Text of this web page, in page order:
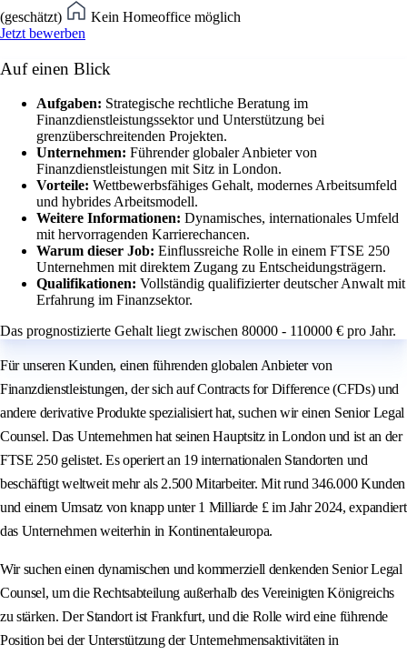
(geschätzt)
Kein Homeoffice möglich
Jetzt bewerben
Auf einen Blick
Aufgaben: Strategische rechtliche Beratung im
Finanzdienstleistungssektor und Unterstützung bei
grenzüberschreitenden Projekten.
Unternehmen: Führender globaler Anbieter von
Finanzdienstleistungen mit Sitz in London.
Vorteile: Wettbewerbsfähiges Gehalt, modernes Arbeitsumfeld
und hybrides Arbeitsmodell.
Weitere Informationen: Dynamisches, internationales Umfeld
mit hervorragenden Karrierechancen.
Warum dieser Job: Einflussreiche Rolle in einem FTSE 250
Unternehmen mit direktem Zugang zu Entscheidungsträgern.
Qualifikationen: Vollständig qualifizierter deutscher Anwalt mit
Erfahrung im Finanzsektor.
Das prognostizierte Gehalt liegt zwischen 80000 - 110000 € pro Jahr.
Für unseren Kunden, einen führenden globalen Anbieter von
Finanzdienstleistungen, der sich auf Contracts for Difference (CFDs) und
andere derivative Produkte spezialisiert hat, suchen wir einen Senior Legal
Counsel. Das Unternehmen hat seinen Hauptsitz in London und ist an der
FTSE 250 gelistet. Es operiert an 19 internationalen Standorten und
beschäftigt weltweit mehr als 2.500 Mitarbeiter. Mit rund 346.000 Kunden
und einem Umsatz von knapp unter 1 Milliarde £ im Jahr 2024, expandiert
das Unternehmen weiterhin in Kontinentaleuropa.
Wir suchen einen dynamischen und kommerziell denkenden Senior Legal
Counsel, um die Rechtsabteilung außerhalb des Vereinigten Königreichs
zu stärken. Der Standort ist Frankfurt, und die Rolle wird eine führende
Position bei der Unterstützung der Unternehmensaktivitäten in